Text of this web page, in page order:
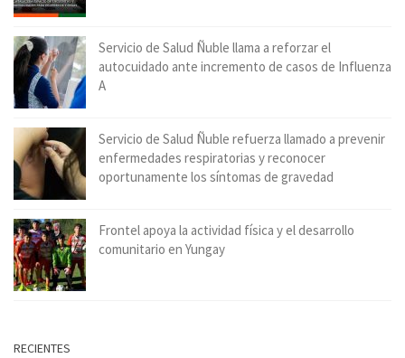
Servicio de Salud Ñuble llama a reforzar el
autocuidado ante incremento de casos de Influenza
A
Servicio de Salud Ñuble refuerza llamado a prevenir
enfermedades respiratorias y reconocer
oportunamente los síntomas de gravedad
Frontel apoya la actividad física y el desarrollo
comunitario en Yungay
RECIENTES